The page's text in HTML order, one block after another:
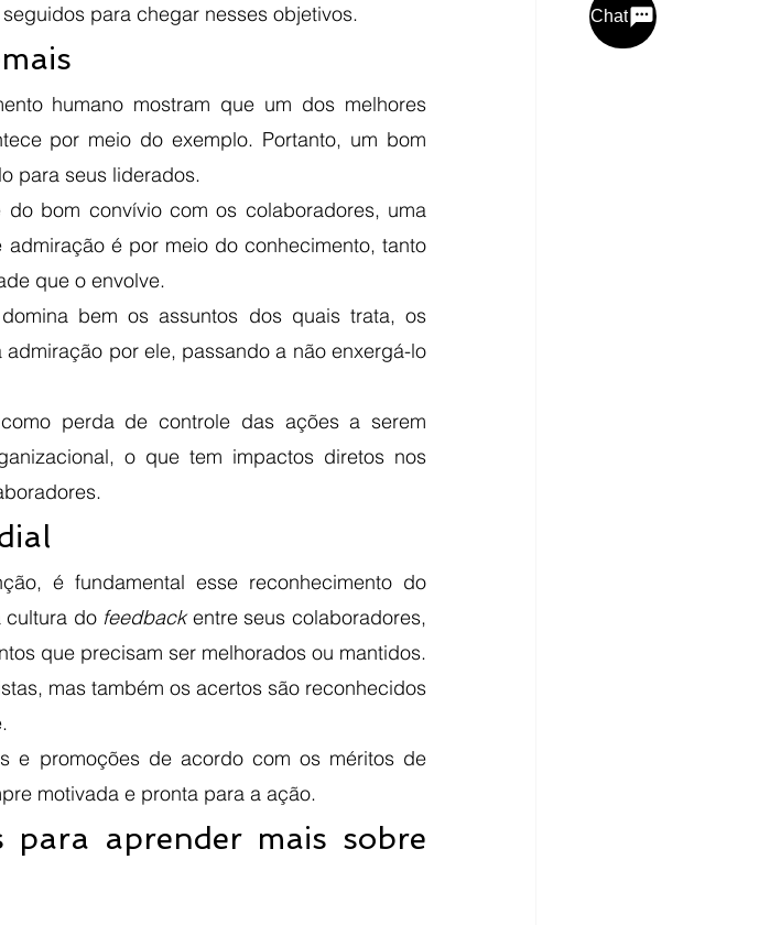
Chat
para chegar nesses objetivos.
humano mostram que um dos melhores
por meio do exemplo. Portanto, um bom
para seus liderados.
bom convívio com os colaboradores, uma
é por meio do conhecimento, tanto
que o envolve.
bem os assuntos dos quais trata, os
por ele, passando a não enxergá-lo
perda de controle das ações a serem
o que tem impactos diretos nos
é fundamental esse reconhecimento do
cultura do feedback entre seus colaboradores,
mas também os acertos são reconhecidos
e promoções de acordo com os méritos de
motivada e pronta para a ação.
para aprender mais sobre